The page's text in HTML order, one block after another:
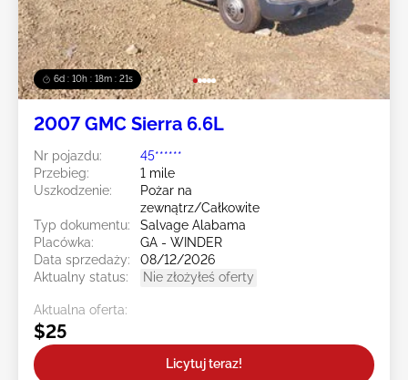
6d : 10h : 18m : 18s
2007 GMC Sierra 6.6L
Nr pojazdu:
45******
Przebieg:
1 mile
Uszkodzenie:
Pożar na
zewnątrz/Całkowite
Typ dokumentu:
Salvage Alabama
Placówka:
GA - WINDER
Data sprzedaży:
08/12/2026
Aktualny status:
Nie złożyłeś oferty
Aktualna oferta:
$25
Licytuj teraz!